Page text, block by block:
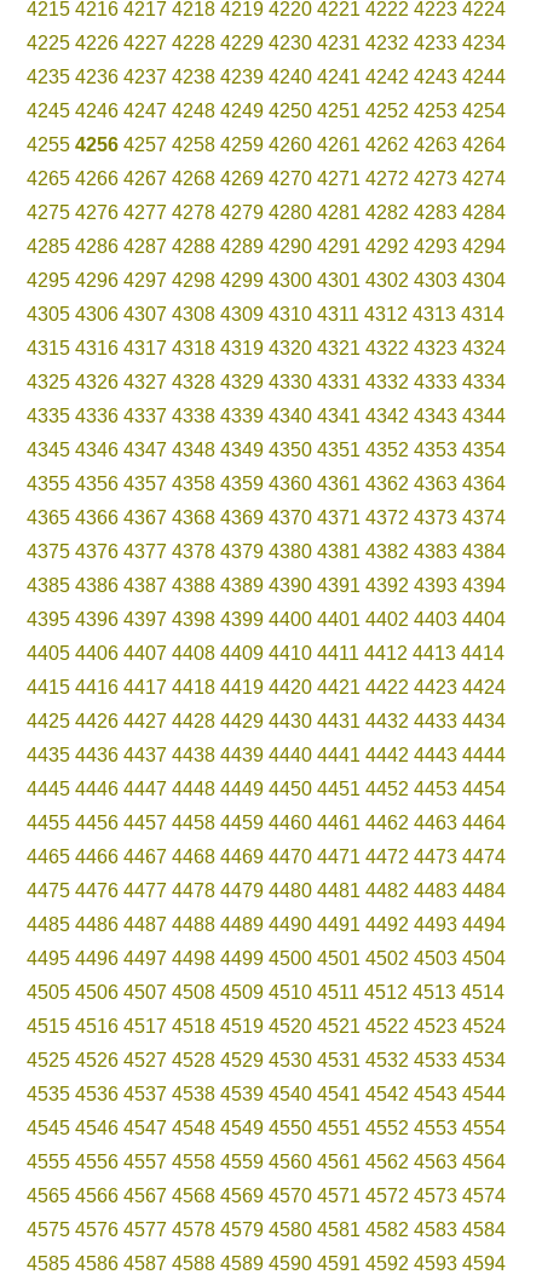
4215 4216 4217 4218 4219 4220 4221 4222 4223 4224
4225 4226 4227 4228 4229 4230 4231 4232 4233 4234
4235 4236 4237 4238 4239 4240 4241 4242 4243 4244
4245 4246 4247 4248 4249 4250 4251 4252 4253 4254
4255 4256 4257 4258 4259 4260 4261 4262 4263 4264
4265 4266 4267 4268 4269 4270 4271 4272 4273 4274
4275 4276 4277 4278 4279 4280 4281 4282 4283 4284
4285 4286 4287 4288 4289 4290 4291 4292 4293 4294
4295 4296 4297 4298 4299 4300 4301 4302 4303 4304
4305 4306 4307 4308 4309 4310 4311 4312 4313 4314
4315 4316 4317 4318 4319 4320 4321 4322 4323 4324
4325 4326 4327 4328 4329 4330 4331 4332 4333 4334
4335 4336 4337 4338 4339 4340 4341 4342 4343 4344
4345 4346 4347 4348 4349 4350 4351 4352 4353 4354
4355 4356 4357 4358 4359 4360 4361 4362 4363 4364
4365 4366 4367 4368 4369 4370 4371 4372 4373 4374
4375 4376 4377 4378 4379 4380 4381 4382 4383 4384
4385 4386 4387 4388 4389 4390 4391 4392 4393 4394
4395 4396 4397 4398 4399 4400 4401 4402 4403 4404
4405 4406 4407 4408 4409 4410 4411 4412 4413 4414
4415 4416 4417 4418 4419 4420 4421 4422 4423 4424
4425 4426 4427 4428 4429 4430 4431 4432 4433 4434
4435 4436 4437 4438 4439 4440 4441 4442 4443 4444
4445 4446 4447 4448 4449 4450 4451 4452 4453 4454
4455 4456 4457 4458 4459 4460 4461 4462 4463 4464
4465 4466 4467 4468 4469 4470 4471 4472 4473 4474
4475 4476 4477 4478 4479 4480 4481 4482 4483 4484
4485 4486 4487 4488 4489 4490 4491 4492 4493 4494
4495 4496 4497 4498 4499 4500 4501 4502 4503 4504
4505 4506 4507 4508 4509 4510 4511 4512 4513 4514
4515 4516 4517 4518 4519 4520 4521 4522 4523 4524
4525 4526 4527 4528 4529 4530 4531 4532 4533 4534
4535 4536 4537 4538 4539 4540 4541 4542 4543 4544
4545 4546 4547 4548 4549 4550 4551 4552 4553 4554
4555 4556 4557 4558 4559 4560 4561 4562 4563 4564
4565 4566 4567 4568 4569 4570 4571 4572 4573 4574
4575 4576 4577 4578 4579 4580 4581 4582 4583 4584
4585 4586 4587 4588 4589 4590 4591 4592 4593 4594